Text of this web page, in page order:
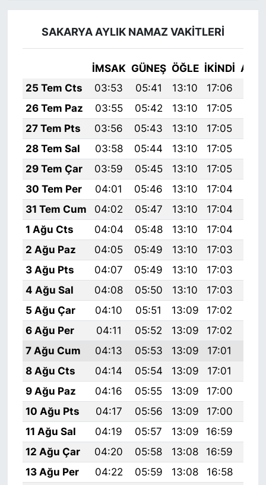
SAKARYA AYLIK NAMAZ VAKITLERI
İMSAK GÜNEŞ ÖĞLE İKINDI
25 Tem Cts
03:53 05:41 13:10 17:06
26 Tem Paz
03:55 05:42 13:10 17:05
27 Tem Pts
03:56 05:43 13:10 17:05
28 Tem Sal
03:58 05:44 13:10 17:05
29 Tem Çar
03:59 05:45 13:10 17:05
30 Tem Per
04:01 05:46 13:10 17:04
31 Tem Cum
04:02 05:47 13:10 17:04
1 Ağu Cts
04:04 05:48 13:10 17:04
2 Ağu Paz
04:05 05:49 13:10 17:03
3 Ağu Pts
04:07 05:49 13:10 17:03
4 Ağu Sal
04:08 05:50 13:10 17:03
5 Ağu Çar
04:10 05:51 13:09 17:02
6 Ağu Per
04:11 05:52 13:09 17:02
7 Ağu Cum
04:13 05:53 13:09 17:01
8 Ağu Cts
04:14 05:54 13:09 17:01
9 Ağu Paz
04:16 05:55 13:09 17:00
10 Ağu Pts
04:17 05:56 13:09 17:00
11 Ağu Sal
04:19 05:57 13:09 16:59
12 Ağu Çar
04:20 05:58 13:08 16:59
13 Ağu Per
04:22 05:59 13:08 16:58